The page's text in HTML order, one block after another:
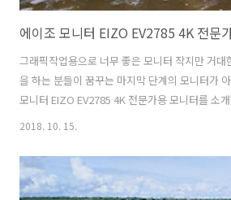
그래픽작업용으로 너무 좋은 모니터 작지만 거대
을 하는 분들이 꿈꾸는 마지막 단계의 모니터가
모니터 EIZO EV2785 4K 전문가용 모니터를 소
SCREEN INSTYLE 기능도 있고 다양한 편의 기능
입니다. 화면은 넌글래어 타입으로 빛반사가 없
163ppi의 아주 촘촘한 픽셀 피치를 이용해서 실제
2018. 10. 15.